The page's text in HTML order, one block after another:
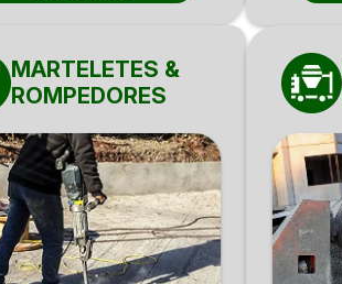
MARTELETES &
ROMPEDORES